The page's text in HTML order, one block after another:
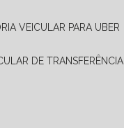
VEICULAR PARA UBER
DE TRANSFERÊNCIA